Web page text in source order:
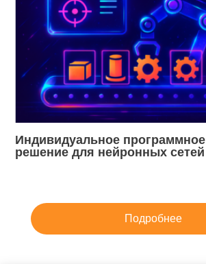
Индивидуальное программное
решение для нейронных сетей
Подробнее